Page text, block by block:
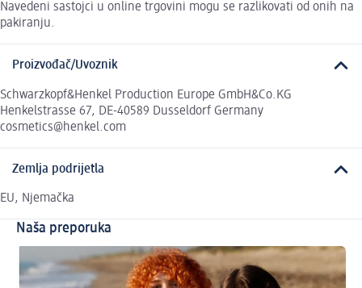
Navedeni sastojci u online trgovini mogu se razlikovati od onih na
pakiranju.
Proizvođač/Uvoznik
Schwarzkopf&Henkel Production Europe GmbH&Co.KG
Henkelstrasse 67, DE-40589 Dusseldorf Germany
cosmetics@henkel.com
Zemlja podrijetla
EU, Njemačka
Naša preporuka